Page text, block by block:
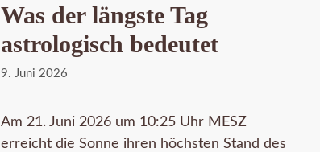
Was der längste Tag
astrologisch bedeutet
9. Juni 2026
Am 21. Juni 2026 um 10:25 Uhr MESZ
erreicht die Sonne ihren höchsten Stand des